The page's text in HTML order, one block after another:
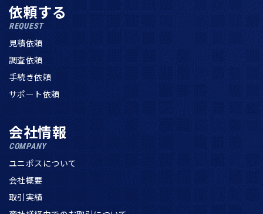
依頼する
REQUEST
見積依頼
調査依頼
手続き依頼
サポート依頼
会社情報
COMPANY
ユニポスについて
会社概要
取引実績